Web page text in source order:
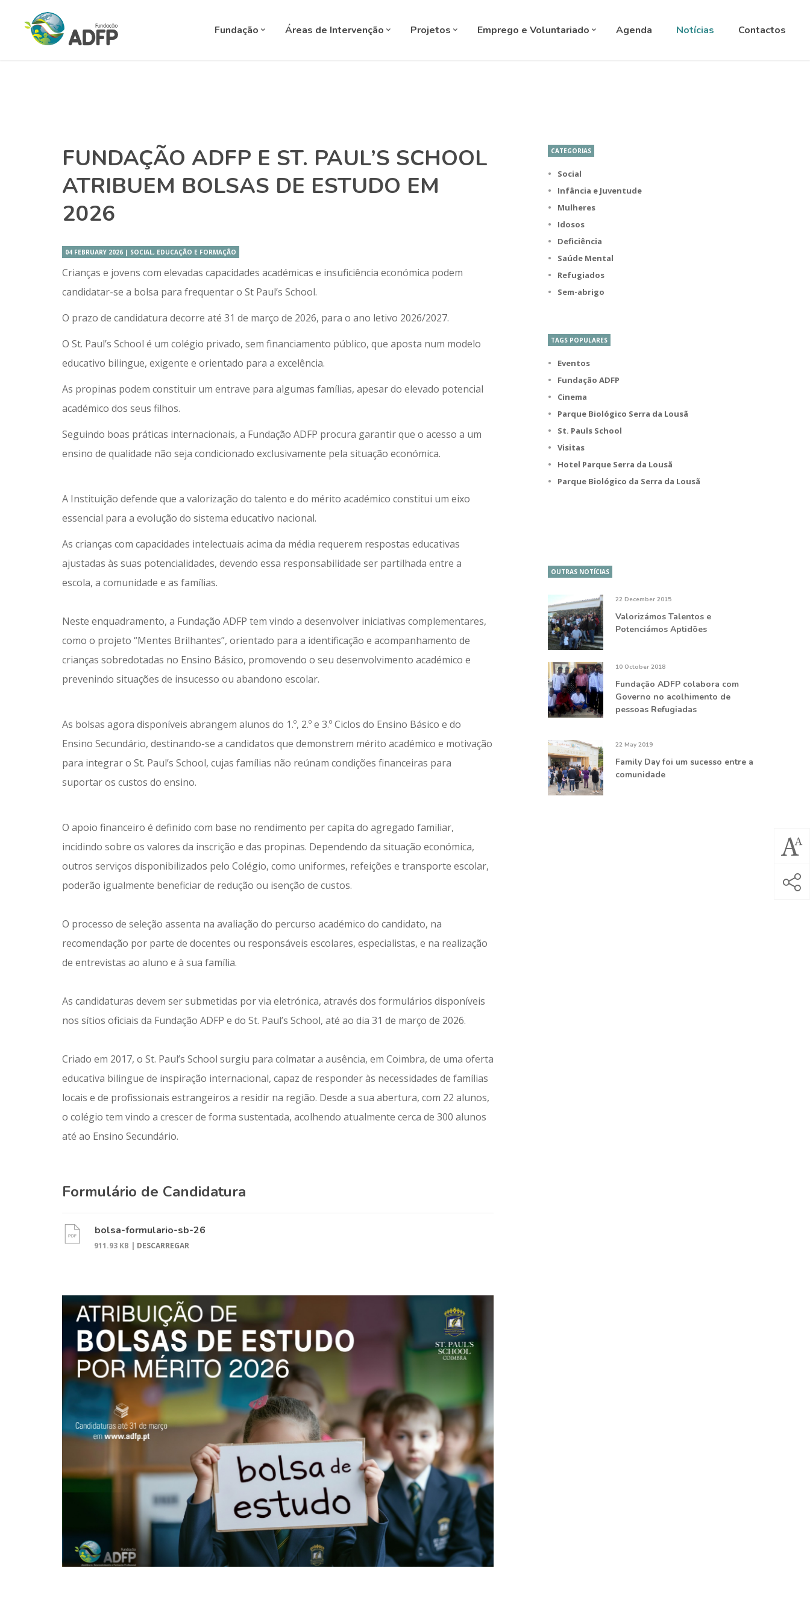
Fundação Áreas de Intervenção Projetos Emprego e Voluntariado Agenda Notícias Contactos
FUNDAÇÃO ADFP E ST. PAUL’S SCHOOL
ATRIBUEM BOLSAS DE ESTUDO EM
2026
04 FEBRUARY 2026 | SOCIAL, EDUCAÇÃO E FORMAÇÃO
Crianças e jovens com elevadas capacidades académicas e insuficiência económica podem
candidatar-se a bolsa para frequentar o St Paul’s School.
O prazo de candidatura decorre até 31 de março de 2026, para o ano letivo 2026/2027.
O St. Paul’s School é um colégio privado, sem financiamento público, que aposta num modelo
educativo bilingue, exigente e orientado para a excelência.
As propinas podem constituir um entrave para algumas famílias, apesar do elevado potencial
académico dos seus filhos.
Seguindo boas práticas internacionais, a Fundação ADFP procura garantir que o acesso a um
ensino de qualidade não seja condicionado exclusivamente pela situação económica.
A Instituição defende que a valorização do talento e do mérito académico constitui um eixo
essencial para a evolução do sistema educativo nacional.
As crianças com capacidades intelectuais acima da média requerem respostas educativas
ajustadas às suas potencialidades, devendo essa responsabilidade ser partilhada entre a
escola, a comunidade e as famílias.
Neste enquadramento, a Fundação ADFP tem vindo a desenvolver iniciativas complementares,
como o projeto “Mentes Brilhantes”, orientado para a identificação e acompanhamento de
crianças sobredotadas no Ensino Básico, promovendo o seu desenvolvimento académico e
prevenindo situações de insucesso ou abandono escolar.
As bolsas agora disponíveis abrangem alunos do 1.º, 2.º e 3.º Ciclos do Ensino Básico e do
Ensino Secundário, destinando-se a candidatos que demonstrem mérito académico e motivação
para integrar o St. Paul’s School, cujas famílias não reúnam condições financeiras para
suportar os custos do ensino.
O apoio financeiro é definido com base no rendimento per capita do agregado familiar,
incidindo sobre os valores da inscrição e das propinas. Dependendo da situação económica,
outros serviços disponibilizados pelo Colégio, como uniformes, refeições e transporte escolar,
poderão igualmente beneficiar de redução ou isenção de custos.
O processo de seleção assenta na avaliação do percurso académico do candidato, na
recomendação por parte de docentes ou responsáveis escolares, especialistas, e na realização
de entrevistas ao aluno e à sua família.
As candidaturas devem ser submetidas por via eletrónica, através dos formulários disponíveis
nos sítios oficiais da Fundação ADFP e do St. Paul’s School, até ao dia 31 de março de 2026.
Criado em 2017, o St. Paul’s School surgiu para colmatar a ausência, em Coimbra, de uma oferta
educativa bilingue de inspiração internacional, capaz de responder às necessidades de famílias
locais e de profissionais estrangeiros a residir na região. Desde a sua abertura, com 22 alunos,
o colégio tem vindo a crescer de forma sustentada, acolhendo atualmente cerca de 300 alunos
até ao Ensino Secundário.
Formulário de Candidatura
bolsa-formulario-sb-26
911.93 KB | DESCARREGAR
CATEGORIAS
Social
Infância e Juventude
Mulheres
Idosos
Deficiência
Saúde Mental
Refugiados
Sem-abrigo
TAGS POPULARES
Eventos
Fundação ADFP
Cinema
Parque Biológico Serra da Lousã
St. Pauls School
Visitas
Hotel Parque Serra da Lousã
Parque Biológico da Serra da Lousã
OUTRAS NOTÍCIAS
22 December 2015
Valorizámos Talentos e
Potenciámos Aptidões
10 October 2018
Fundação ADFP colabora com
Governo no acolhimento de
pessoas Refugiadas
22 May 2019
Family Day foi um sucesso entre a
comunidade